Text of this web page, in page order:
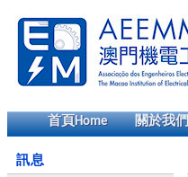
首頁Home 關於我們
訊息